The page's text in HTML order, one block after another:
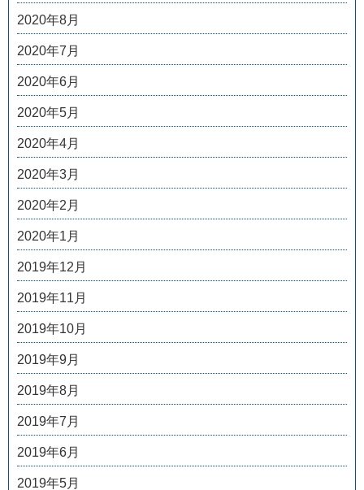
2020年8月
2020年7月
2020年6月
2020年5月
2020年4月
2020年3月
2020年2月
2020年1月
2019年12月
2019年11月
2019年10月
2019年9月
2019年8月
2019年7月
2019年6月
2019年5月